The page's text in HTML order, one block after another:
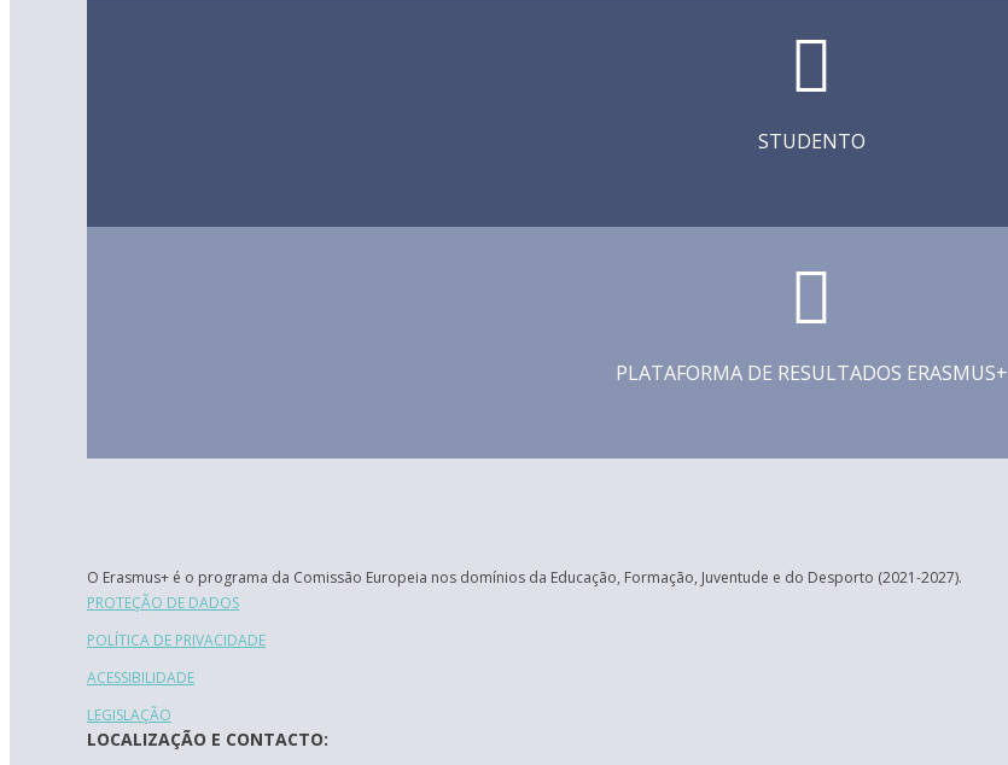
STUDENTO
PLATAFORMA DE RESULTADOS ERASMUS+
O Erasmus+ é o programa da Comissão Europeia nos domínios da Educação, Formação, Juventude e do Desporto (2021-2027).
PROTEÇÃO DE DADOS
POLÍTICA DE PRIVACIDADE
ACESSIBILIDADE
LEGISLAÇÃO
LOCALIZAÇÃO E CONTACTO: